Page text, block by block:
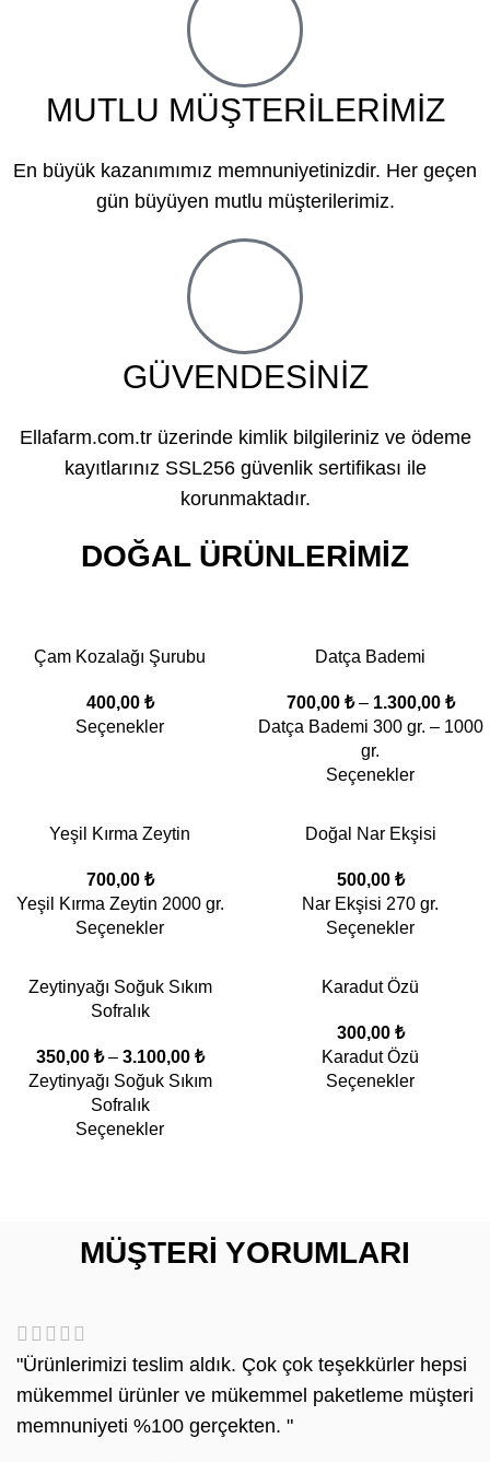
MUTLU MÜŞTERİLERİMİZ
En büyük kazanımımız memnuniyetinizdir. Her geçen
gün büyüyen mutlu müşterilerimiz.
GÜVENDESİNİZ
Ellafarm.com.tr üzerinde kimlik bilgileriniz ve ödeme
kayıtlarınız SSL256 güvenlik sertifikası ile
korunmaktadır.
DOĞAL ÜRÜNLERIMIZ
Çam Kozalağı Şurubu
400,00 ₺
Seçenekler
Datça Bademi
700,00 ₺ – 1.300,00 ₺
Datça Bademi 300 gr. – 1000
gr.
Seçenekler
Yeşil Kırma Zeytin
700,00 ₺
Yeşil Kırma Zeytin 2000 gr.
Seçenekler
Doğal Nar Ekşisi
500,00 ₺
Nar Ekşisi 270 gr.
Seçenekler
Zeytinyağı Soğuk Sıkım
Sofralık
350,00 ₺ – 3.100,00 ₺
Zeytinyağı Soğuk Sıkım
Sofralık
Seçenekler
Karadut Özü
300,00 ₺
Karadut Özü
Seçenekler
MÜŞTERI YORUMLARI
"Ürünlerimizi teslim aldık. Çok çok teşekkürler hepsi
mükemmel ürünler ve mükemmel paketleme müşteri
memnuniyeti %100 gerçekten. "